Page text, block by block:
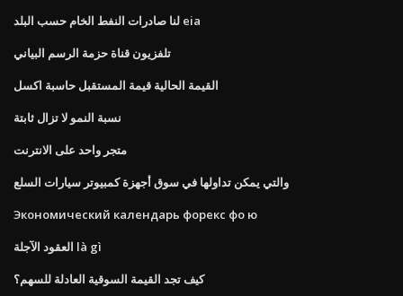
لنا صادرات النفط الخام حسب البلد eia
تلفزيون قناة حزمة الرسم البياني
القيمة الحالية قيمة المستقبل حاسبة اكسل
نسبة النمو لا تزال ثابتة
متجر واحد على الانترنت
والتي يمكن تداولها في سوق أجهزة كمبيوتر سيارات السلع
Экономический календарь форекс фо ю
العقود الآجلة là gì
كيف تجد القيمة السوقية العادلة للسهم؟